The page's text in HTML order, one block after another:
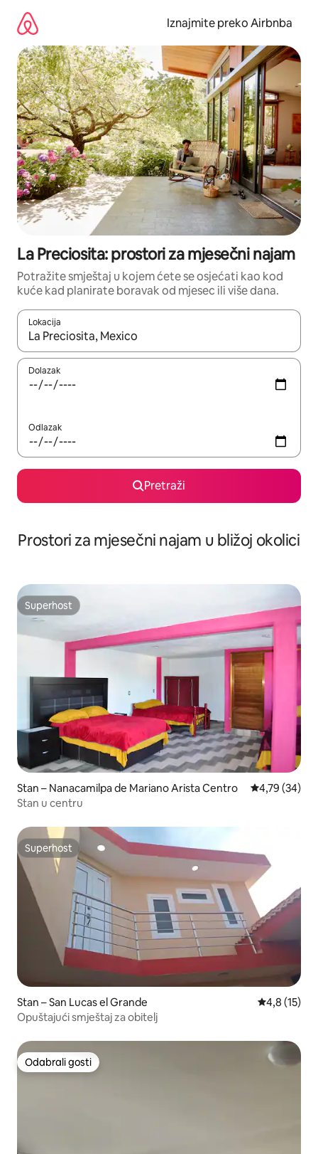
sadržaj
Iznajmite preko Airbnba
La Preciosita: prostori za mjesečni najam
Potražite smještaj u kojem ćete se osjećati kao kod
kuće kad planirate boravak od mjesec ili više dana.
Lokacija
Kada budu dostupni rezultati, moći ćete ih pregledati
Dolazak
Odlazak
Pretraži
Prostori za mjesečni najam u bližoj okolici
Superhost
Superhost
Stan – Nanacamilpa de Mariano Arista Centro Prosječna
4,79 (34)
Stan u centru
Superhost
Superhost
Stan – San Lucas el Grande Prosječna
4,8 (15)
Opuštajući smještaj za obitelj
Odabrali gosti
Odabrali gosti